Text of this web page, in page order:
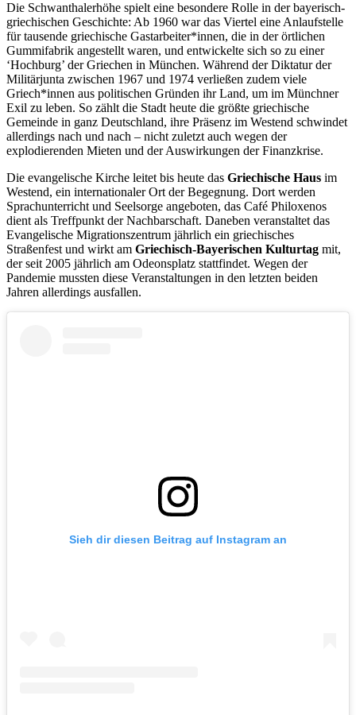
Die Schwanthalerhöhe spielt eine besondere Rolle in der bayerisch-
griechischen Geschichte: Ab 1960 war das Viertel eine Anlaufstelle
für tausende griechische Gastarbeiter*innen, die in der örtlichen
Gummifabrik angestellt waren, und entwickelte sich so zu einer
‘Hochburg’ der Griechen in München. Während der Diktatur der
Militärjunta zwischen 1967 und 1974 verließen zudem viele
Griech*innen aus politischen Gründen ihr Land, um im Münchner
Exil zu leben. So zählt die Stadt heute die größte griechische
Gemeinde in ganz Deutschland, ihre Präsenz im Westend schwindet
allerdings nach und nach – nicht zuletzt auch wegen der
explodierenden Mieten und der Auswirkungen der Finanzkrise.
Die evangelische Kirche leitet bis heute das Griechische Haus im
Westend, ein internationaler Ort der Begegnung. Dort werden
Sprachunterricht und Seelsorge angeboten, das Café Philoxenos
dient als Treffpunkt der Nachbarschaft. Daneben veranstaltet das
Evangelische Migrationszentrum jährlich ein griechisches
Straßenfest und wirkt am Griechisch-Bayerischen Kulturtag mit,
der seit 2005 jährlich am Odeonsplatz stattfindet. Wegen der
Pandemie mussten diese Veranstaltungen in den letzten beiden
Jahren allerdings ausfallen.
Sieh dir diesen Beitrag auf Instagram an